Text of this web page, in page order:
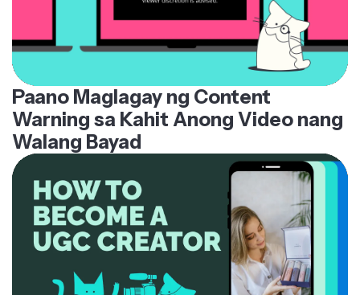
Paano Maglagay ng Content
Warning sa Kahit Anong Video nang
Walang Bayad